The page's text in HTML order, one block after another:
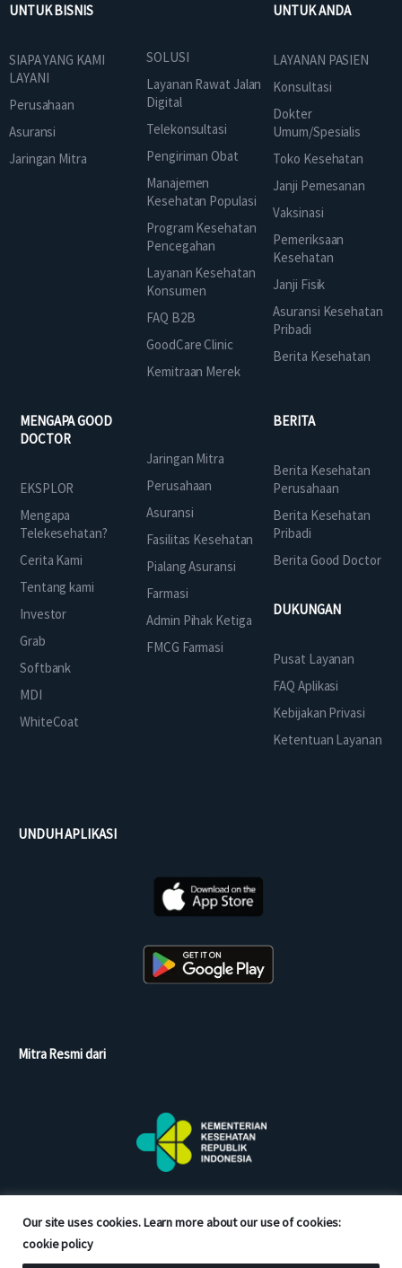
Our site uses cookies. Learn more about our use of cookies:
cookie policy
UNTUK BISNIS
SIAPA YANG KAMI
LAYANI
Perusahaan
Asuransi
Jaringan Mitra
SOLUSI
Layanan Rawat Jalan
Digital
Telekonsultasi
Pengiriman Obat
Manajemen
Kesehatan Populasi
Program Kesehatan
Pencegahan
Layanan Kesehatan
Konsumen
FAQ B2B
GoodCare Clinic
Kemitraan Merek
UNTUK ANDA
LAYANAN PASIEN
Konsultasi
Dokter
Umum/Spesialis
Toko Kesehatan
Janji Pemesanan
Vaksinasi
Pemeriksaan
Kesehatan
Janji Fisik
Asuransi Kesehatan
Pribadi
Berita Kesehatan
MENGAPA GOOD
DOCTOR
EKSPLOR
Mengapa
Telekesehatan?
Cerita Kami
Tentang kami
Investor
Grab
Softbank
MDI
WhiteCoat
Jaringan Mitra
Perusahaan
Asuransi
Fasilitas Kesehatan
Pialang Asuransi
Farmasi
Admin Pihak Ketiga
FMCG Farmasi
BERITA
Berita Kesehatan
Perusahaan
Berita Kesehatan
Pribadi
Berita Good Doctor
DUKUNGAN
Pusat Layanan
FAQ Aplikasi
Kebijakan Privasi
Ketentuan Layanan
UNDUH APLIKASI
Mitra Resmi dari